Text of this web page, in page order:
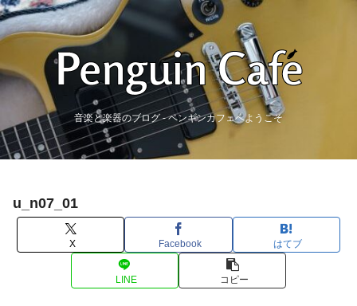
音楽と楽器のブログ - ペンギンカフェへようこそ
u_n07_01
X Facebook はてブ
LINE コピー